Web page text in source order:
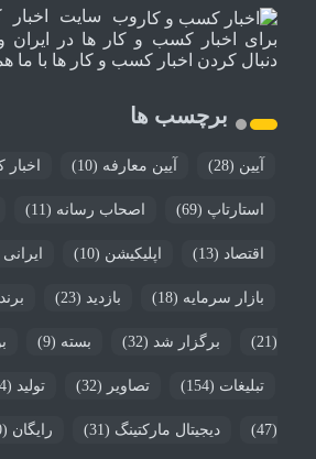
وب سایت
برای اخبار کسب و کار ها در
دنبال کردن اخبار کسب و کار ها با ما
برچسب ها
آیین (28) آیین معارفه (10)
استارتاپ (69) اصحاب رسانه (11)
اقتصاد (13) اپلیکیشن (10) ایرانی
بازار سرمایه (18) بازدید (23) برند
(21) برگزار شد (32) بسته (9)
تبلیغات (154) تصاویر (32) تولید (24)
(47) دیجیتال مارکتینگ (31) رایگان (10)